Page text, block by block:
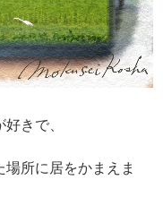
きで、
所に居をかまえま